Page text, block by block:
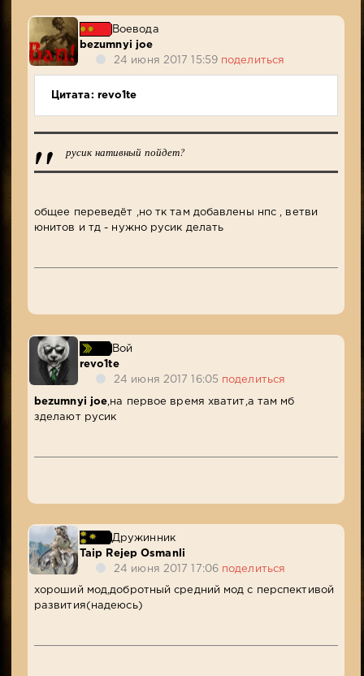
Воевода
bezumnyi joe
24 июня 2017 15:59 поделиться
Цитата: revo1te
русик нативный пойдет?
общее переведёт ,но тк там добавлены нпс , ветви
юнитов и тд - нужно русик делать
Вой
revo1te
24 июня 2017 16:05 поделиться
bezumnyi joe ,на первое время хватит,а там мб
зделают русик
Дружинник
Taip Rejep Osmanli
24 июня 2017 17:06 поделиться
хороший мод,добротный средний мод с перспективой
развития(надеюсь)